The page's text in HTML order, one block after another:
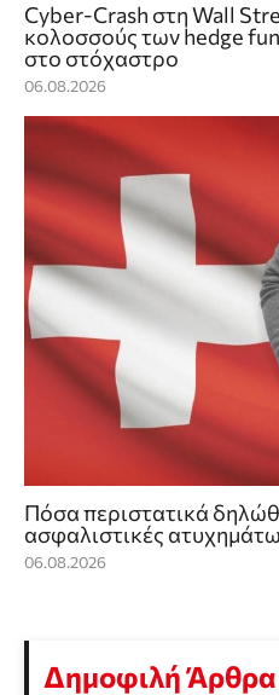
Cyber-Crash στη Wall
κολοσσούς των hedge
στο στόχαστρο
06.08.2026
Πόσα περιστατικά
ασφαλιστικές
06.08.2026
Δημοφιλή Άρθρα